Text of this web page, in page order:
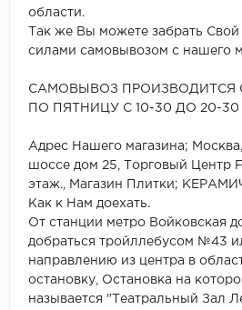
области.
Так же Вы можете забрать Свой
силами самовывозом с нашего
САМОВЫВОЗ ПРОИЗВОДИТСЯ
ПО ПЯТНИЦУ С 10-30 ДО 20-
Адрес Нашего магазина;
шоссе дом 25, Торговый Центр
этаж., Магазин Плитки;
Как к Нам доехать.
От станции метро Войковская
добраться тройллебусом №43
направлению из центра в
остановку, Остановка на
называется "Театральный Зал